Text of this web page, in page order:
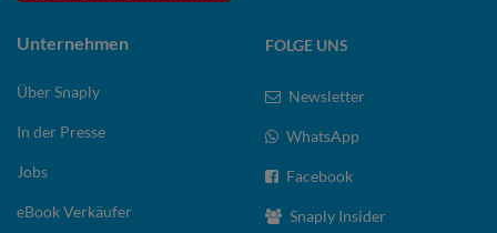
Unternehmen
Über Snaply
In der Presse
Jobs
eBook Verkäufer
FOLGE UNS
Newsletter
WhatsApp
Facebook
Snaply Insider